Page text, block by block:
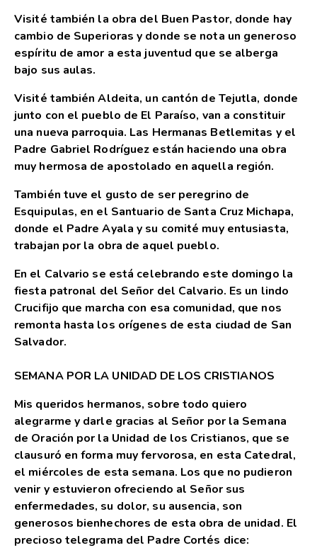
Visité también la obra del Buen Pastor, donde hay
cambio de Superioras y donde se nota un generoso
espíritu de amor a esta juventud que se alberga
bajo sus aulas.
Visité también Aldeita, un cantón de Tejutla, donde
junto con el pueblo de El Paraíso, van a constituir
una nueva parroquia. Las Hermanas Betlemitas y el
Padre Gabriel Rodríguez están haciendo una obra
muy hermosa de apostolado en aquella región.
También tuve el gusto de ser peregrino de
Esquipulas, en el Santuario de Santa Cruz Michapa,
donde el Padre Ayala y su comité muy entusiasta,
trabajan por la obra de aquel pueblo.
En el Calvario se está celebrando este domingo la
fiesta patronal del Señor del Calvario. Es un lindo
Crucifijo que marcha con esa comunidad, que nos
remonta hasta los orígenes de esta ciudad de San
Salvador.
SEMANA POR LA UNIDAD DE LOS CRISTIANOS
Mis queridos hermanos, sobre todo quiero
alegrarme y darle gracias al Señor por la Semana
de Oración por la Unidad de los Cristianos, que se
clausuró en forma muy fervorosa, en esta Catedral,
el miércoles de esta semana. Los que no pudieron
venir y estuvieron ofreciendo al Señor sus
enfermedades, su dolor, su ausencia, son
generosos bienhechores de esta obra de unidad. El
precioso telegrama del Padre Cortés dice: